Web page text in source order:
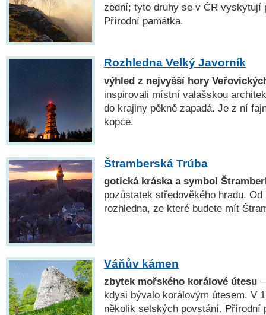
zední; tyto druhy se v ČR vyskytují
Přírodní památka.
Rozhledna Velký Javorník
výhled z nejvyšší hory
inspirovali místní valašskou
do krajiny pěkně zapadá. Je z ní
kopce.
Štramberská Trúba
gotická kráska a symbol
pozůstatek středověkého hradu.
rozhledna, ze které budete mít
Váňův kámen
zbytek mořského korálové útesu
kdysi bývalo korálovým útesem. V
několik selských povstání. Přírodní